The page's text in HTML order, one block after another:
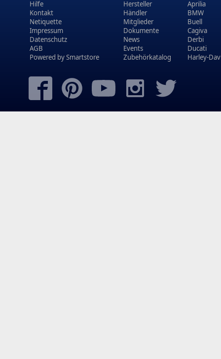
Hilfe
Kontakt
Netiquette
Impressum
Datenschutz
AGB
Powered bySmartstore
Hersteller
Händler
Mitglieder
Dokumente
News
Events
Zubehörkatalog
Aprilia
BMW
Buell
Cagiva
Derbi
Ducati
Harley-